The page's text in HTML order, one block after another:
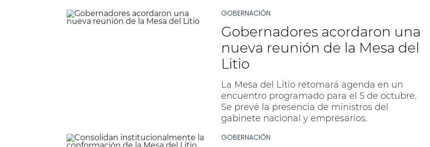
GOBERNACIÓN
Gobernadores acordaron una
nueva reunión de la Mesa del
Litio
La Mesa del Litio retomará agenda en un
encuentro programado para el 5 de octubre.
Se prevé la presencia de ministros del
gabinete nacional y empresarios.
GOBERNACIÓN